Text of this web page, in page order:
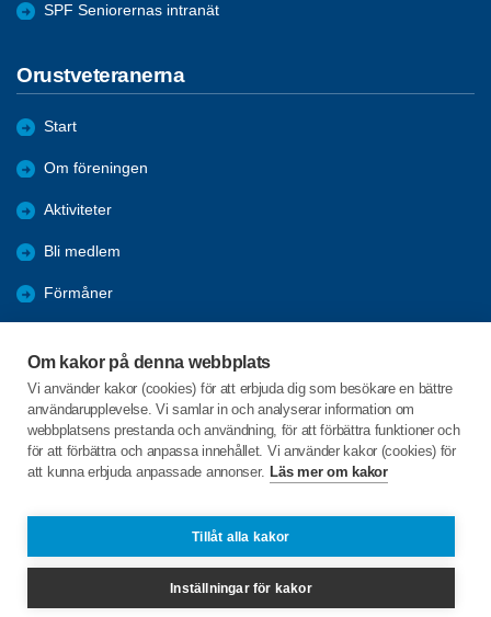
Om kakor på denna webbplats
Vi använder kakor (cookies) för att erbjuda dig som besökare en bättre
användarupplevelse. Vi samlar in och analyserar information om
webbplatsens prestanda och användning, för att förbättra funktioner och
för att förbättra och anpassa innehållet. Vi använder kakor (cookies) för
att kunna erbjuda anpassade annonser. Läs mer om kakor
Tillåt alla kakor
Inställningar för kakor
SPF Seniorernas intranät
Orustveteranerna
Start
Om föreningen
Aktiviteter
Bli medlem
Förmåner
Orust kommun
Nyheter
C/o:Lars-Åke Gustavsson
larsakegustavsson473@hotmail.com